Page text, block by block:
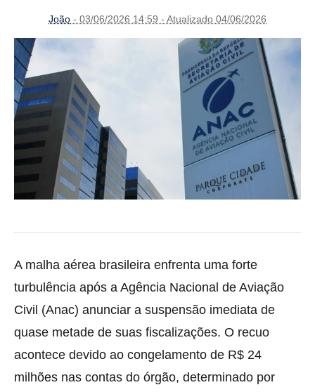
João - 03/06/2026 14:59 - Atualizado 04/06/2026
A malha aérea brasileira enfrenta uma forte
turbulência após a Agência Nacional de Aviação
Civil (Anac) anunciar a suspensão imediata de
quase metade de suas fiscalizações. O recuo
acontece devido ao congelamento de R$ 24
milhões nas contas do órgão, determinado por